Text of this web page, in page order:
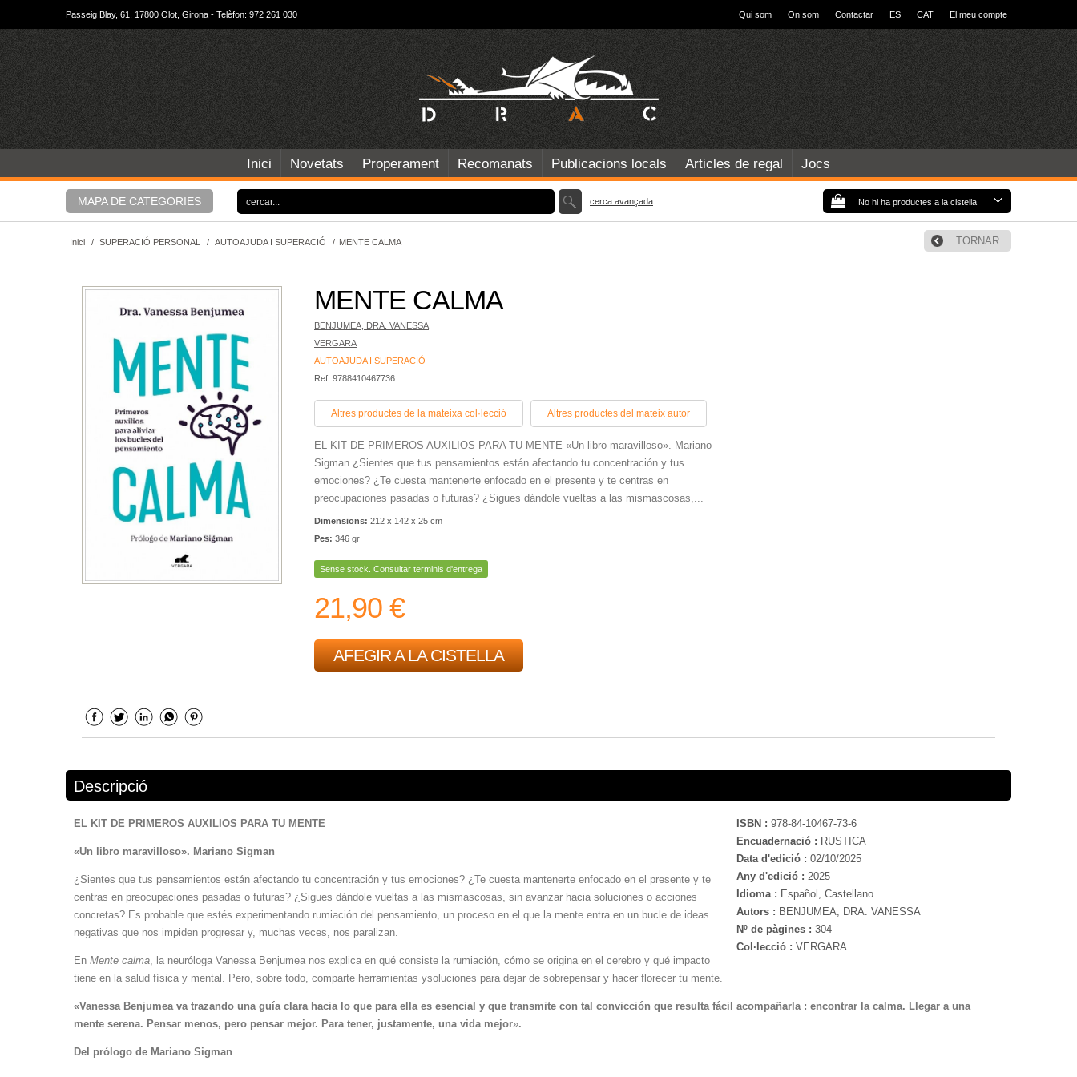
Passeig Blay, 61, 17800 Olot, Girona - Telèfon: 972 261 030 Qui som On som Contactar ES CAT El meu compte
Inici Novetats Properament Recomanats Publicacions locals Articles de regal Jocs
MAPA DE CATEGORIES No hi ha productes a la cistella
cerca avançada
Inici / SUPERACIÓ PERSONAL / AUTOAJUDA I SUPERACIÓ / MENTE CALMA TORNAR
MENTE CALMA
BENJUMEA, DRA. VANESSA
VERGARA
AUTOAJUDA I SUPERACIÓ
Ref. 9788410467736
Altres productes de la mateixa col·lecció Altres productes del mateix autor
EL KIT DE PRIMEROS AUXILIOS PARA TU MENTE «Un libro maravilloso». Mariano
Sigman ¿Sientes que tus pensamientos están afectando tu concentración y tus
emociones? ¿Te cuesta mantenerte enfocado en el presente y te centras en
preocupaciones pasadas o futuras? ¿Sigues dándole vueltas a las mismascosas,...
Dimensions: 212 x 142 x 25 cm
Pes: 346 gr
Sense stock. Consultar terminis d'entrega
21,90 €
AFEGIR A LA CISTELLA
Descripció
ISBN : 978-84-10467-73-6
Encuadernació : RUSTICA
Data d'edició : 02/10/2025
Any d'edició : 2025
Idioma : Español, Castellano
Autors : BENJUMEA, DRA. VANESSA
Nº de pàgines : 304
Col·lecció : VERGARA
EL KIT DE PRIMEROS AUXILIOS PARA TU MENTE
«Un libro maravilloso». Mariano Sigman
¿Sientes que tus pensamientos están afectando tu concentración y tus emociones? ¿Te cuesta mantenerte enfocado en el presente y te
centras en preocupaciones pasadas o futuras? ¿Sigues dándole vueltas a las mismascosas, sin avanzar hacia soluciones o acciones
concretas? Es probable que estés experimentando rumiación del pensamiento, un proceso en el que la mente entra en un bucle de ideas
negativas que nos impiden progresar y, muchas veces, nos paralizan.
En Mente calma, la neuróloga Vanessa Benjumea nos explica en qué consiste la rumiación, cómo se origina en el cerebro y qué impacto
tiene en la salud física y mental. Pero, sobre todo, comparte herramientas ysoluciones para dejar de sobrepensar y hacer florecer tu mente.
«Vanessa Benjumea va trazando una guía clara hacia lo que para ella es esencial y que transmite con tal convicción que resulta fácil acompañarla : encontrar la calma. Llegar a una
mente serena. Pensar menos, pero pensar mejor. Para tener, justamente, una vida mejor».
Del prólogo de Mariano Sigman